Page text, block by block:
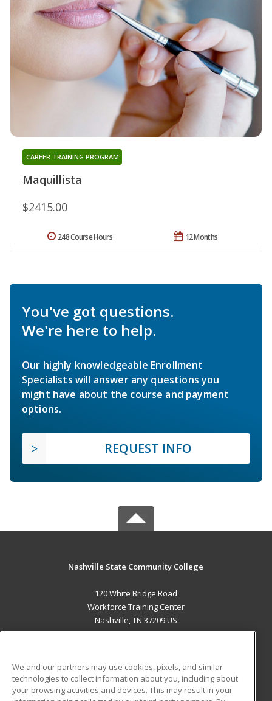
Maquillista
CAREER TRAINING PROGRAM
$2415.00
12 Months
248 Course Hours
You've got questions.
We're here to help.
Our highly knowledgeable Enrollment
Specialists will answer any questions you
might have about the course and payment
options.
REQUEST INFO
Nashville State Community College
120 White Bridge Road
Workforce Training Center
Nashville, TN 37209 US
ADDITIONAL RESOURCES
We and our partners may use cookies, pixels, and similar
technologies to collect information about you, including about
your browsing activities and devices. This may result in your